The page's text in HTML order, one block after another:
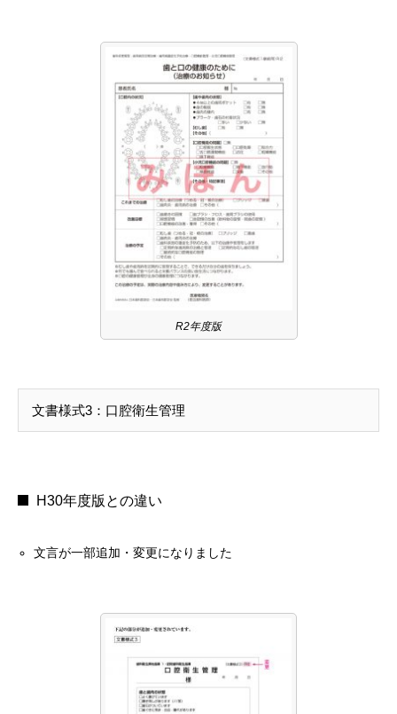
R2年度版
文書様式3：口腔衛生管理
H30年度版との違い
文言が一部追加・変更になりました